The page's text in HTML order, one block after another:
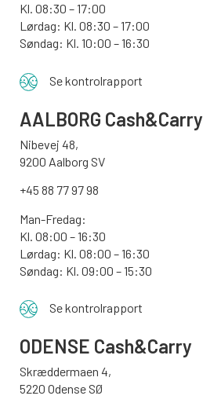
Kl. 08:30 – 17:00
Lørdag: Kl. 08:30 – 17:00
Søndag: Kl. 10:00 – 16:30
Se kontrolrapport
AALBORG Cash&Carry
Nibevej 48,
9200 Aalborg SV
+45 88 77 97 98
Man-Fredag:
Kl. 08:00 – 16:30
Lørdag: Kl. 08:00 – 16:30
Søndag: Kl. 09:00 – 15:30
Se kontrolrapport
ODENSE Cash&Carry
Skræddermaen 4,
5220 Odense SØ